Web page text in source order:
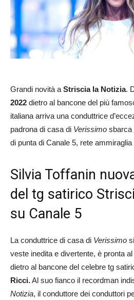
Grandi novità a Striscia la Notizia.
2022 dietro al bancone del più
italiana arriva una conduttrice
padrona di casa di Verissimo sbarca
di punta di Canale 5, rete
Silvia Toffanin
del tg satirico
su Canale 5
La conduttrice di casa di Verissimo
veste inedita e divertente, è pronta
dietro al bancone del celebre tg
Ricci.Al suo fianco il recordman
Notizia, il conduttore dei conduttori